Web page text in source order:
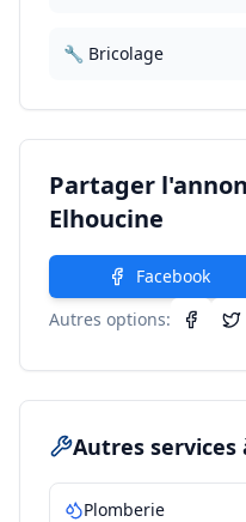
🔧 Bricolage
Partager
Elhoucine
Facebook
Autres options:
Autres services
Plomberie